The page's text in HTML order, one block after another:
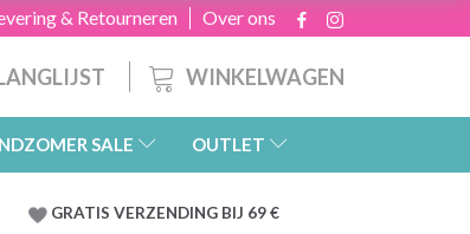
Over ons
& Retourneren
WINKELWAGEN
SALE OUTLET
GRATIS VERZENDING BIJ 69 €